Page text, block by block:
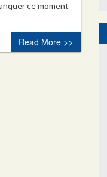
ce moment
Read More >>